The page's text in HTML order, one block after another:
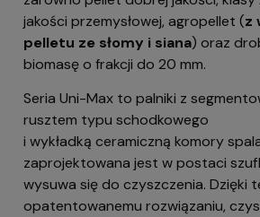
jakości przemysłowej, agropellet (z
pelletu ze słomy i siana) oraz
biomasę o frakcji do 20 mm.
Seria Uni-Max to palniki z
rusztem typu schodkowego
i wykładką ceramiczną komory
zaprojektowana jest w postaci
wysuwa się do czyszczenia. Dzięki
opatentowanemu rozwiązaniu,